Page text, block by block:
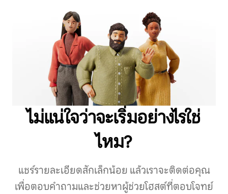
ไม่แน่ใจว่าจะเริ่มอย่างไรใช่
ไหม?
แชร์รายละเอียดสักเล็กน้อย แล้วเราจะติดต่อคุณ
เพื่อตอบคำถามและช่วยหาผู้ช่วยโฮสต์ที่ตอบโจทย์